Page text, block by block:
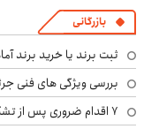
بازرگانی
ثبت برند یا خرید برند
بررسی ویژگی های فنی
۷ اقدام ضروری پس از تشکیل پرونده مواد مخدر؛ راهنمای خانواده‌ها